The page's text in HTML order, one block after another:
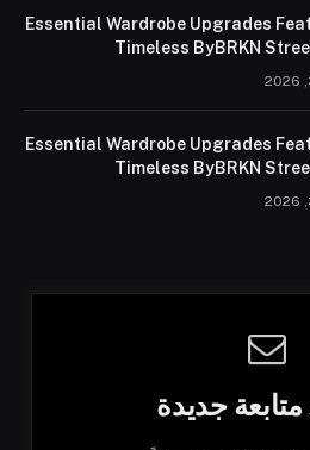
Essential Wardrobe Upgrades
Timeless ByBRKN
Essential Wardrobe Upgrades
Timeless ByBRKN
جديدة